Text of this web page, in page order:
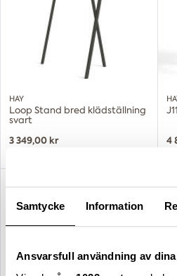
Samtycke Information
Ansvarsfull användning av
HAY
Loop Stand bred klädställning
svart
3 349,00 kr 4